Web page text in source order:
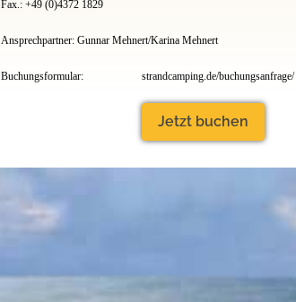
Fax.: +49 (0)4372 1829
Ansprechpartner: Gunnar Mehnert/Karina Mehnert
Buchungsformular: strandcamping.de/buchungsanfrage/
Jetzt buchen